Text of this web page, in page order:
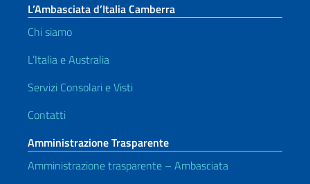
L’Ambasciata d’Italia Camberra
Chi siamo
L’Italia e Australia
Servizi Consolari e Visti
Contatti
Amministrazione Trasparente
Amministrazione trasparente – Ambasciata